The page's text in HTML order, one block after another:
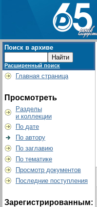
Поиск в архиве
Расширенный поиск
Главная страница
Просмотреть
Разделы
и коллекции
По дате
По автору
По заглавию
По тематике
Просмотр документов
Последние поступления
Зарегистрированным: